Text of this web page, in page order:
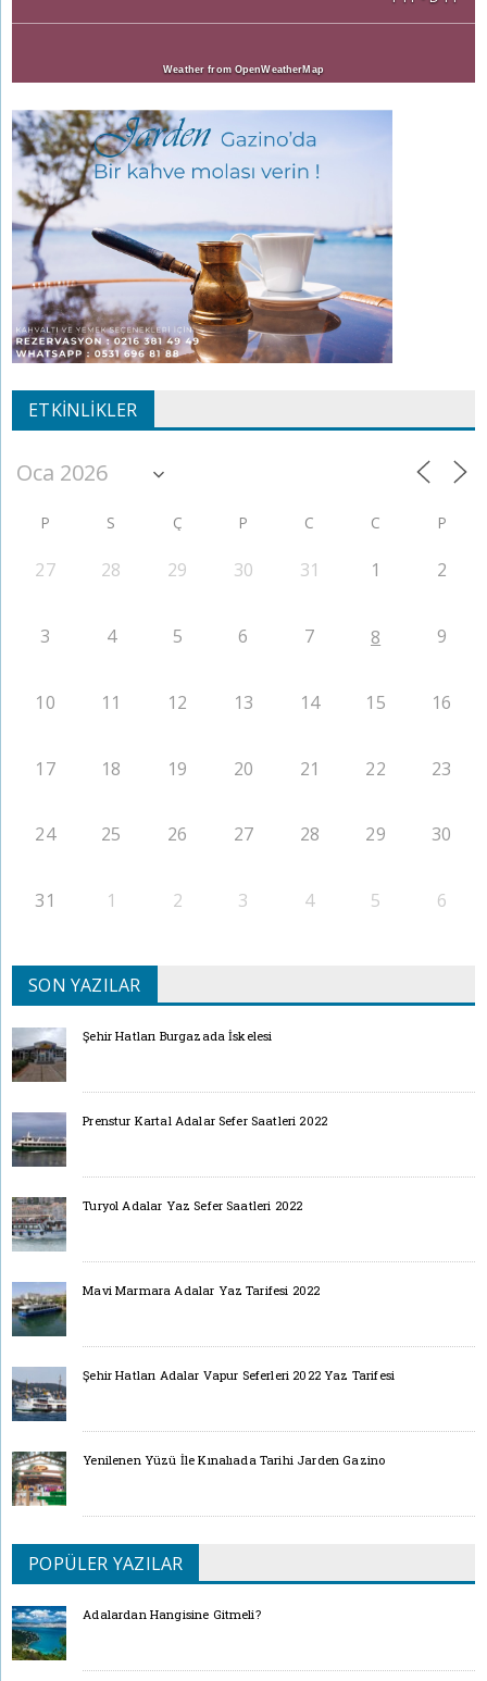
Weather from OpenWeatherMap
ETKINLIKLER
P S Ç P C C P
27 28 29 30 31 1 2
3 4 5 6 7 8 9
10 11 12 13 14 15 16
17 18 19 20 21 22 23
24 25 26 27 28 29 30
31 1 2 3 4 5 6
SON YAZILAR
Şehir Hatları Burgazada İskelesi
Prenstur Kartal Adalar Sefer Saatleri 2022
Turyol Adalar Yaz Sefer Saatleri 2022
Mavi Marmara Adalar Yaz Tarifesi 2022
Şehir Hatları Adalar Vapur Seferleri 2022 Yaz Tarifesi
Yenilenen Yüzü İle Kınalıada Tarihi Jarden Gazino
POPÜLER YAZILAR
Adalardan Hangisine Gitmeli?